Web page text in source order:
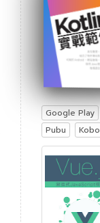
Google Play
Pubu
Kobo